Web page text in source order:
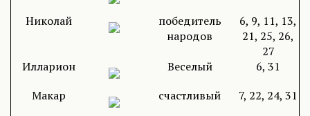
Николай
победитель
народов
6, 9, 11, 13,
21, 25, 26,
27
Илларион
Веселый
6, 31
Макар
счастливый
7, 22, 24, 31